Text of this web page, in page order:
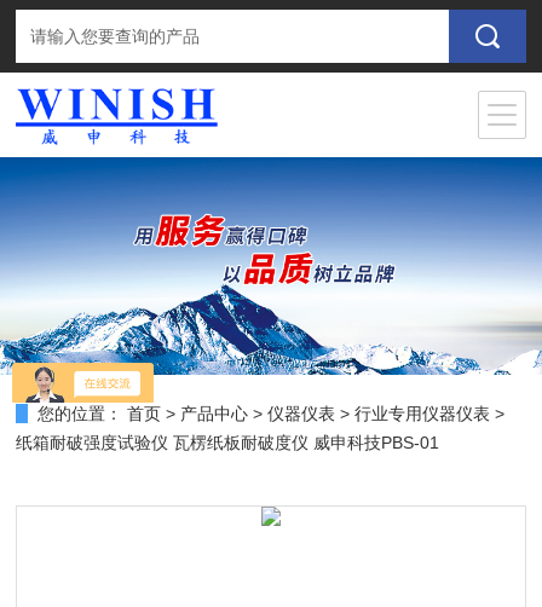
您的位置： 首页 > 产品中心 >仪器仪表 >行业专用仪器仪表 >
纸箱耐破强度试验仪 瓦楞纸板耐破度仪 威申科技PBS-01